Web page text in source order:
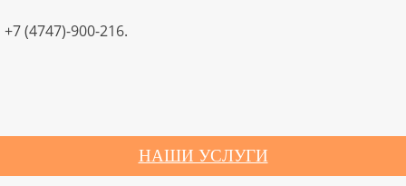
+7 (4747)-900-216.
НАШИ УСЛУГИ